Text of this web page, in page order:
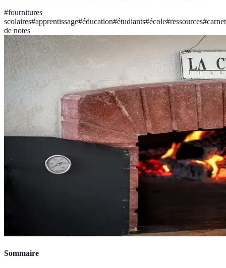
#fournitures
scolaires#apprentissage#éducation#étudiants#école#ressources#carnet
de notes
Sommaire